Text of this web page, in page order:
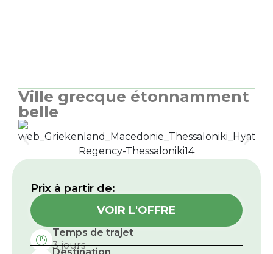
Ville grecque étonnamment
belle
Prix ​​à partir de:
VOIR L'OFFRE
Temps de trajet
3 jours